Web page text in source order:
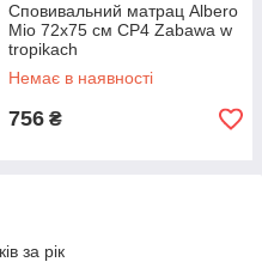
Сповивальний матрац Albero
Mio 72х75 см CP4 Zabawa w
tropikach
Немає в наявності
756 ₴
за рік